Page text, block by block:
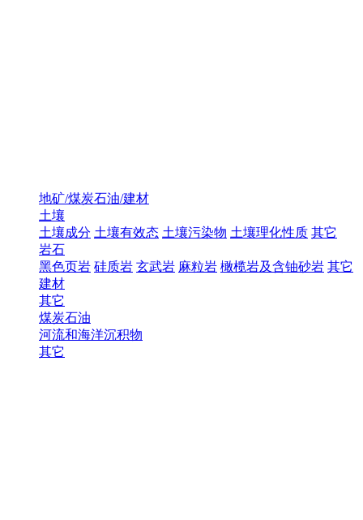
地矿/煤炭石油/建材
土壤
土壤成分 土壤有效态 土壤污染物 土壤理化性质 其它
岩石
黑色页岩 硅质岩 玄武岩 麻粒岩 橄榄岩及含铀砂岩 其它
建材
其它
煤炭石油
河流和海洋沉积物
其它